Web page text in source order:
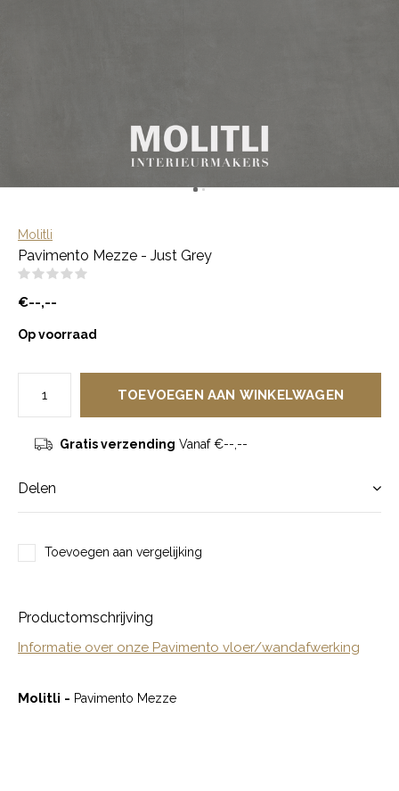
Molitli
Pavimento Mezze - Just Grey
€--,--
Op voorraad
TOEVOEGEN AAN WINKELWAGEN
Gratis verzending Vanaf €--,--
Delen
Toevoegen aan vergelijking
Productomschrijving
Informatie over onze Pavimento vloer/wandafwerking
Molitli - Pavimento Mezze